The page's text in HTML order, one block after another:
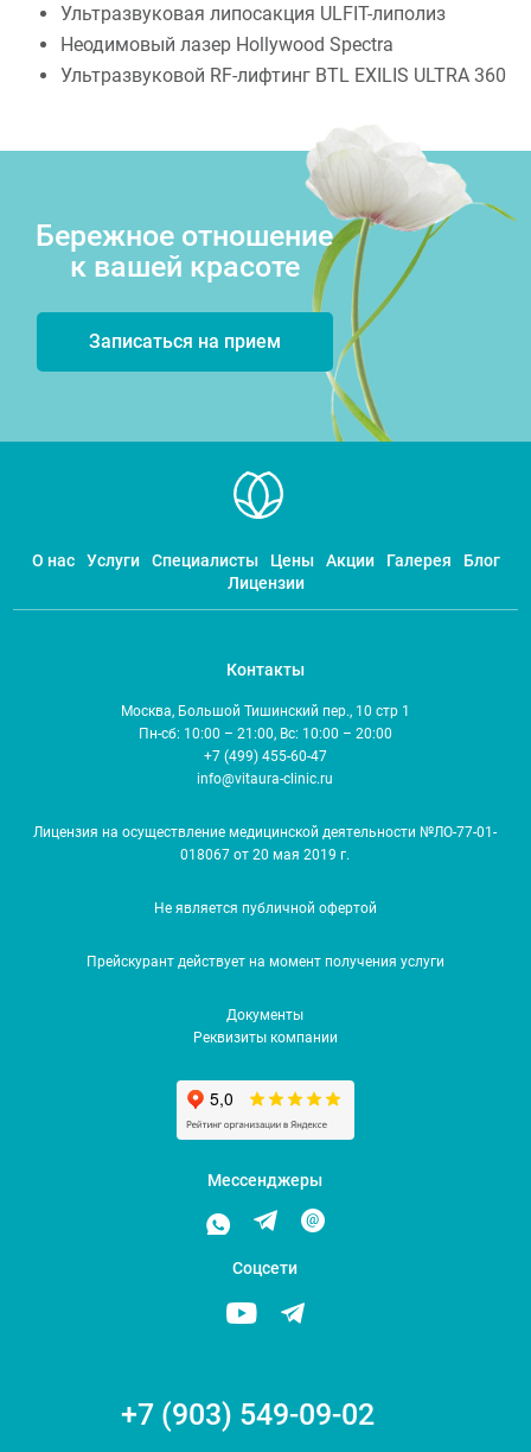
Ультразвуковая липосакция ULFIT-липолиз
Неодимовый лазер Hollywood Spectra
Ультразвуковой RF-лифтинг BTL EXILIS ULTRA 360
Бережное отношение
к вашей красоте
Записаться на прием
О нас Услуги Специалисты Цены Акции Галерея
Блог
Лицензии
Контакты
Москва, Большой Тишинский пер., 10 стр 1
Пн-сб: 10:00 – 21:00, Вс: 10:00 – 20:00
+7 (499) 455-60-47
info@vitaura-clinic.ru
Лицензия на осуществление медицинской деятельности №ЛО-77-01-
018067 от 20 мая 2019 г.
Не является публичной офертой
Прейскурант действует на момент получения услуги
Документы
Реквизиты компании
Мессенджеры
Соцсети
+7 (903) 549-09-02